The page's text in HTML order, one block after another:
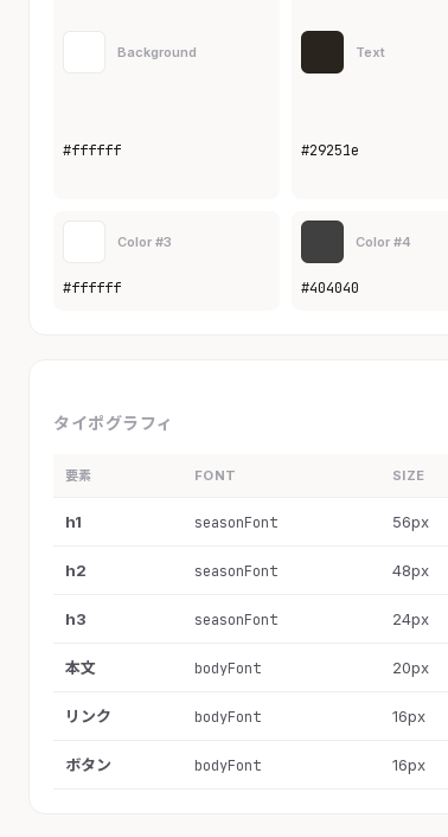
Background
#ffffff
Text
#29251e
Color #3
#ffffff
Color #4
#404040
タイポグラフィ
要素 FONT SIZE
h1 seasonFont 56px
h2 seasonFont 48px
h3 seasonFont 24px
本文 bodyFont 20px
リンク bodyFont 16px
ボタン bodyFont 16px